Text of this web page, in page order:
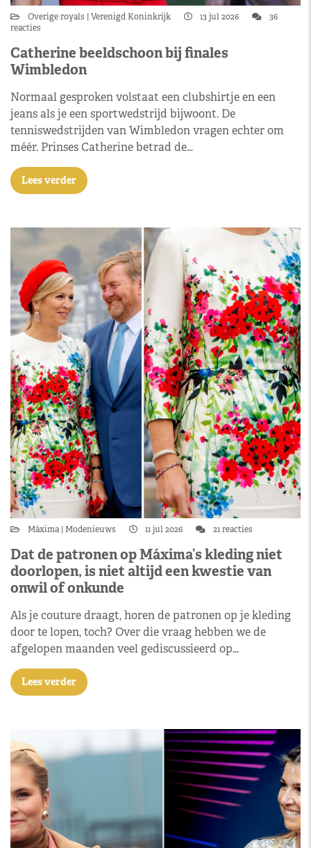
Overige royals Verenigd Koninkrijk 13 jul 2026
36
reacties
Catherine beeldschoon bij finales
Wimbledon
Normaal gesproken volstaat een clubshirtje en een
jeans als je een sportwedstrijd bijwoont. De
tenniswedstrijden van Wimbledon vragen echter om
méér. Prinses Catherine betrad de…
Lees verder
Máxima Modenieuws 11 jul 2026 21 reacties
Dat de patronen op Máxima’s kleding niet
doorlopen, is niet altijd een kwestie van
onwil of onkunde
Als je couture draagt, horen de patronen op je kleding
door te lopen, toch? Over die vraag hebben we de
afgelopen maanden veel gediscussieerd op…
Lees verder